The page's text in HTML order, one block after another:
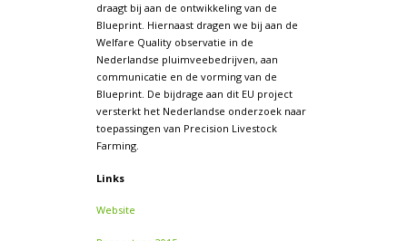
draagt bij aan de ontwikkeling van de
Blueprint. Hiernaast dragen we bij aan de
Welfare Quality observatie in de
Nederlandse pluimveebedrijven, aan
communicatie en de vorming van de
Blueprint. De bijdrage aan dit EU project
versterkt het Nederlandse onderzoek naar
toepassingen van Precision Livestock
Farming.
Links
Website